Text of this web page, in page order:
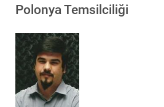
Polonya Temsilciliği